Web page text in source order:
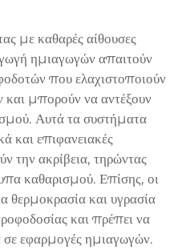
με καθαρές αίθουσες
ημιαγωγών απαιτούν
που ελαχιστοποιούν
και μπορούν να αντέξουν
Αυτά τα συστήματα
και επιφανειακές
την ακρίβεια, τηρώντας
καθαρισμού. Επίσης, οι
θερμοκρασία και υγρασία
και πρέπει να
σε εφαρμογές ημιαγωγών.